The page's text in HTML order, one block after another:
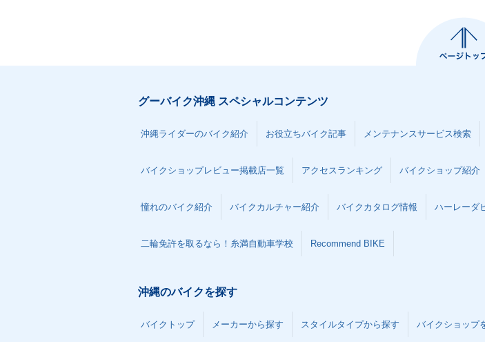
グーバイク沖縄 スペシャルコンテンツ
沖縄ライダーのバイク紹介 お役立ちバイク記事 メンテナンスサービス検索
バイクショップレビュー掲載店一覧 アクセスランキング バイクショップ紹介
憧れのバイク紹介 バイクカルチャー紹介 バイクカタログ情報 ハーレーダ
二輪免許を取るなら！糸満自動車学校 Recommend BIKE
沖縄のバイクを探す
バイクトップ メーカーから探す スタイルタイプから探す バイクショップ